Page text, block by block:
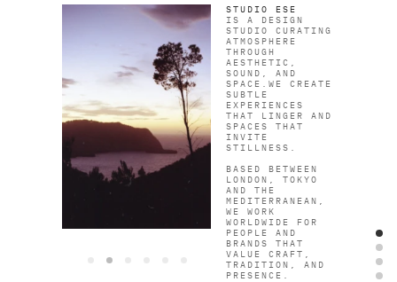
SOCIALSSTUDIO ESE
IS A DESIGN
STUDIO CURATING
ATMOSPHERE
THROUGH
AESTHETIC,
SOUND, AND
SPACE.WE CREATE
SUBTLE
EXPERIENCES
THAT LINGER AND
SPACES THAT
INVITE
STILLNESS.
BASED BETWEEN
LONDON, TOKYO
AND THE
MEDITERRANEAN,
WE WORK
WORLDWIDE FOR
PEOPLE AND
BRANDS THAT
VALUE CRAFT,
TRADITION, AND
PRESENCE.